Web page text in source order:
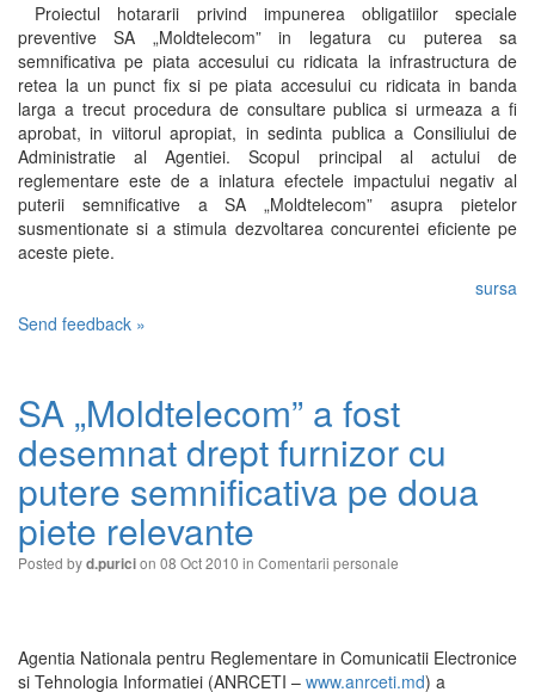
Proiectul hotararii privind impunerea obligatiilor speciale
preventive SA „Moldtelecom” in legatura cu puterea sa
semnificativa pe piata accesului cu ridicata la infrastructura de
retea la un punct fix si pe piata accesului cu ridicata in banda
larga a trecut procedura de consultare publica si urmeaza a fi
aprobat, in viitorul apropiat, in sedinta publica a Consiliului de
Administratie al Agentiei. Scopul principal al actului de
reglementare este de a inlatura efectele impactului negativ al
puterii semnificative a SA „Moldtelecom” asupra pietelor
susmentionate si a stimula dezvoltarea concurentei eficiente pe
aceste piete.
sursa
Send feedback »
SA „Moldtelecom” a fost
desemnat drept furnizor cu
putere semnificativa pe doua
piete relevante
Posted byd.puricion 08 Oct 2010 in Comentarii personale
Agentia Nationala pentru Reglementare in Comunicatii Electronice
si Tehnologia Informatiei (ANRCETI – www.anrceti.md) a